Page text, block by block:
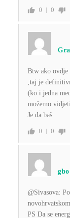
0 0
Btw ako ovdje
,taj je
(ko i jedna
možemo
Je da baš
0 0
@Sivasova:
PS Da se